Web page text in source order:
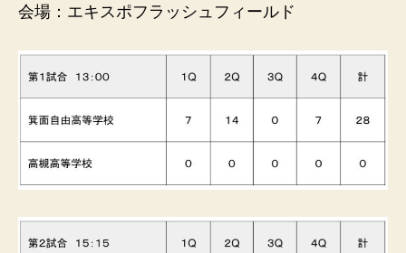
会場：エキスポフラッシュフィールド